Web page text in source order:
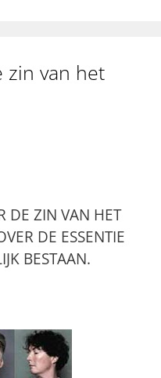
zin van het
DE ZIN VAN HET
DE ESSENTIE
BESTAAN.